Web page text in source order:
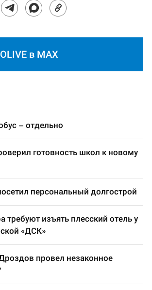
в MAX
– отдельно
готовность школ к новому
персональный долгострой
требуют изъять плесский отель у
«ДСК»
провел незаконное